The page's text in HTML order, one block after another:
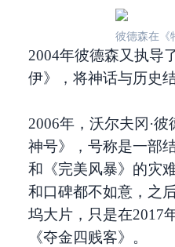
彼德森在《
2004年彼德森又执导
伊》，将神话与历史
2006年，沃尔夫冈·
神号》，号称是一部
和《完美风暴》的灾
和口碑都不如意，之
坞大片，只是在2017
《夺金四贱客》。